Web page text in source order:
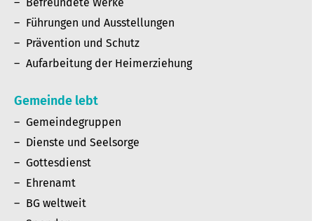
Befreundete Werke
Führungen und Ausstellungen
Prävention und Schutz
Aufarbeitung der Heimerziehung
Gemeinde lebt
Gemeindegruppen
Dienste und Seelsorge
Gottesdienst
Ehrenamt
BG weltweit